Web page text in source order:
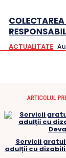
ACTUALITATE
ARTICOLUL
Servicii
adulții cu